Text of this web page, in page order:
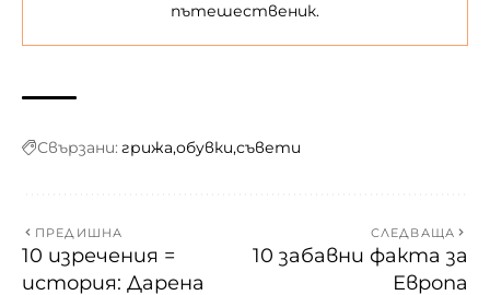
пътешественик.
Свързани: грижа обувки съвети
ПРЕДИШНА
10 изречения =
история: Дарена
СЛЕДВАЩА
10 забавни факта за
Европа